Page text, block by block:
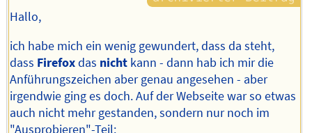
Hallo,
ich habe mich ein wenig gewundert, dass da steht,
dass Firefoxdas nicht kann - dann hab ich mir die
Anführungszeichen aber genau angesehen - aber
irgendwie ging es doch. Auf der Webseite war so etwas
auch nicht mehr gestanden, sondern nur noch im
"Ausprobieren"-Teil: